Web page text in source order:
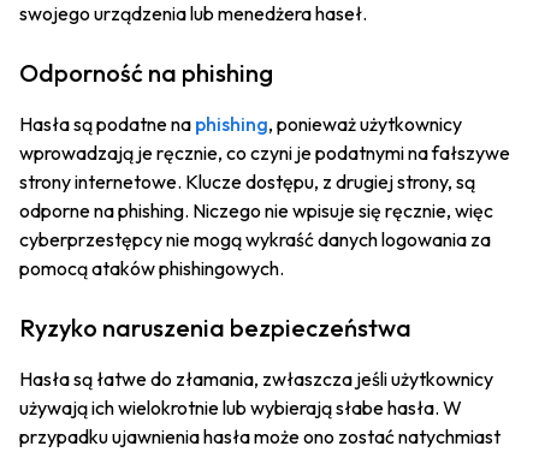
swojego urządzenia lub menedżera haseł.
Odporność na phishing
Hasła są podatne na phishing, ponieważ użytkownicy
wprowadzają je ręcznie, co czyni je podatnymi na fałszywe
strony internetowe. Klucze dostępu, z drugiej strony, są
odporne na phishing. Niczego nie wpisuje się ręcznie, więc
cyberprzestępcy nie mogą wykraść danych logowania za
pomocą ataków phishingowych.
Ryzyko naruszenia bezpieczeństwa
Hasła są łatwe do złamania, zwłaszcza jeśli użytkownicy
używają ich wielokrotnie lub wybierają słabe hasła. W
przypadku ujawnienia hasła może ono zostać natychmiast